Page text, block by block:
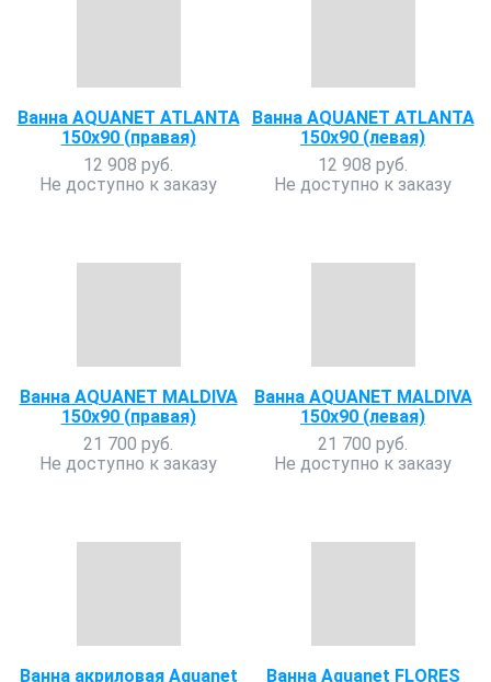
Ванна AQUANET ATLANTA
150x90 (правая)
12 908 руб.
Не доступно к заказу
Ванна AQUANET ATLANTA
150х90 (левая)
12 908 руб.
Не доступно к заказу
Ванна AQUANET MALDIVA
150х90 (правая)
21 700 руб.
Не доступно к заказу
Ванна AQUANET MALDIVA
150х90 (левая)
21 700 руб.
Не доступно к заказу
Ванна акриловая Aquanet
Ванна Aquanet FLORES